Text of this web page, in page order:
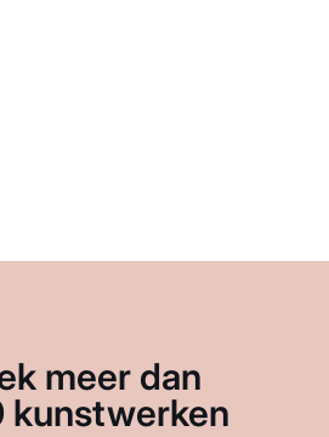
meer dan
kunstwerken